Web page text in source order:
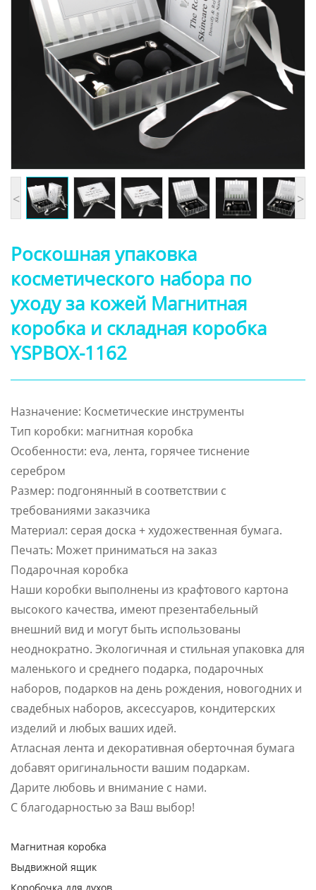
< >
Роскошная упаковка
косметического набора по
уходу за кожей Магнитная
коробка и складная коробка
YSPBOX-1162
Назначение: Косметические инструменты
Тип коробки: магнитная коробка
Особенности: eva, лента, горячее тиснение
серебром
Размер: подгонянный в соответствии с
требованиями заказчика
Материал: серая доска + художественная бумага.
Печать: Может приниматься на заказ
Подарочная коробка
Наши коробки выполнены из крафтового картона
высокого качества, имеют презентабельный
внешний вид и могут быть использованы
неоднократно. Экологичная и стильная упаковка для
маленького и среднего подарка, подарочных
наборов, подарков на день рождения, новогодних и
свадебных наборов, аксессуаров, кондитерских
изделий и любых ваших идей.
Атласная лента и декоративная оберточная бумага
добавят оригинальности вашим подаркам.
Дарите любовь и внимание с нами.
С благодарностью за Ваш выбор!
Магнитная коробка
Выдвижной ящик